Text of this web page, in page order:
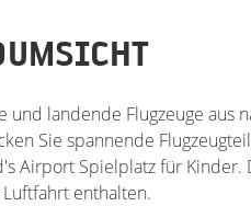
und landende Flugzeuge aus
Sie spannende
Airport Spielplatz für Kinder.
enthalten.